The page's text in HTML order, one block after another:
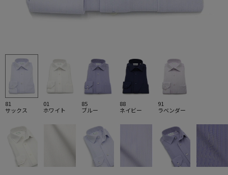
81
サックス
01
ホワイト
85
ブルー
88
ネイビー
91
ラベンダー